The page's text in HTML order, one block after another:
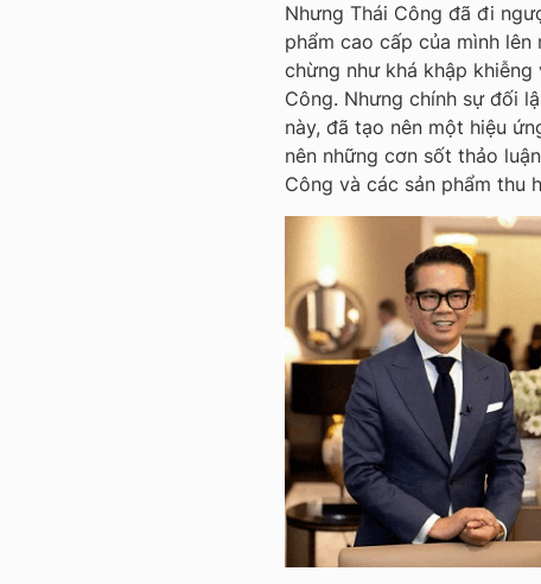
Nhưng Thái Công đã đi
phẩm cao cấp của mình
chừng như khá khập
Công. Nhưng chính sự đối
này, đã tạo nên một hiệu
nên những cơn sốt thảo
Công và các sản phẩm thu